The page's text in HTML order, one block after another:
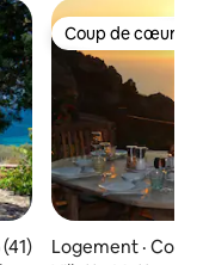
aimés
moyenne de 5 sur 5,
(41)
Coup de cœur
Coup de cœur
Logement ·